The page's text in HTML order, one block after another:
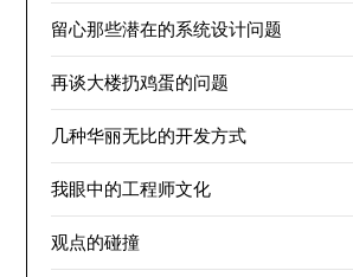
留心那些潜在的系统设计问题
再谈大楼扔鸡蛋的问题
几种华丽无比的开发方式
我眼中的工程师文化
观点的碰撞